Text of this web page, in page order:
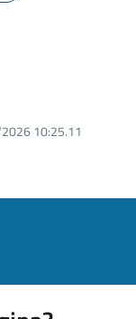
10:25.11